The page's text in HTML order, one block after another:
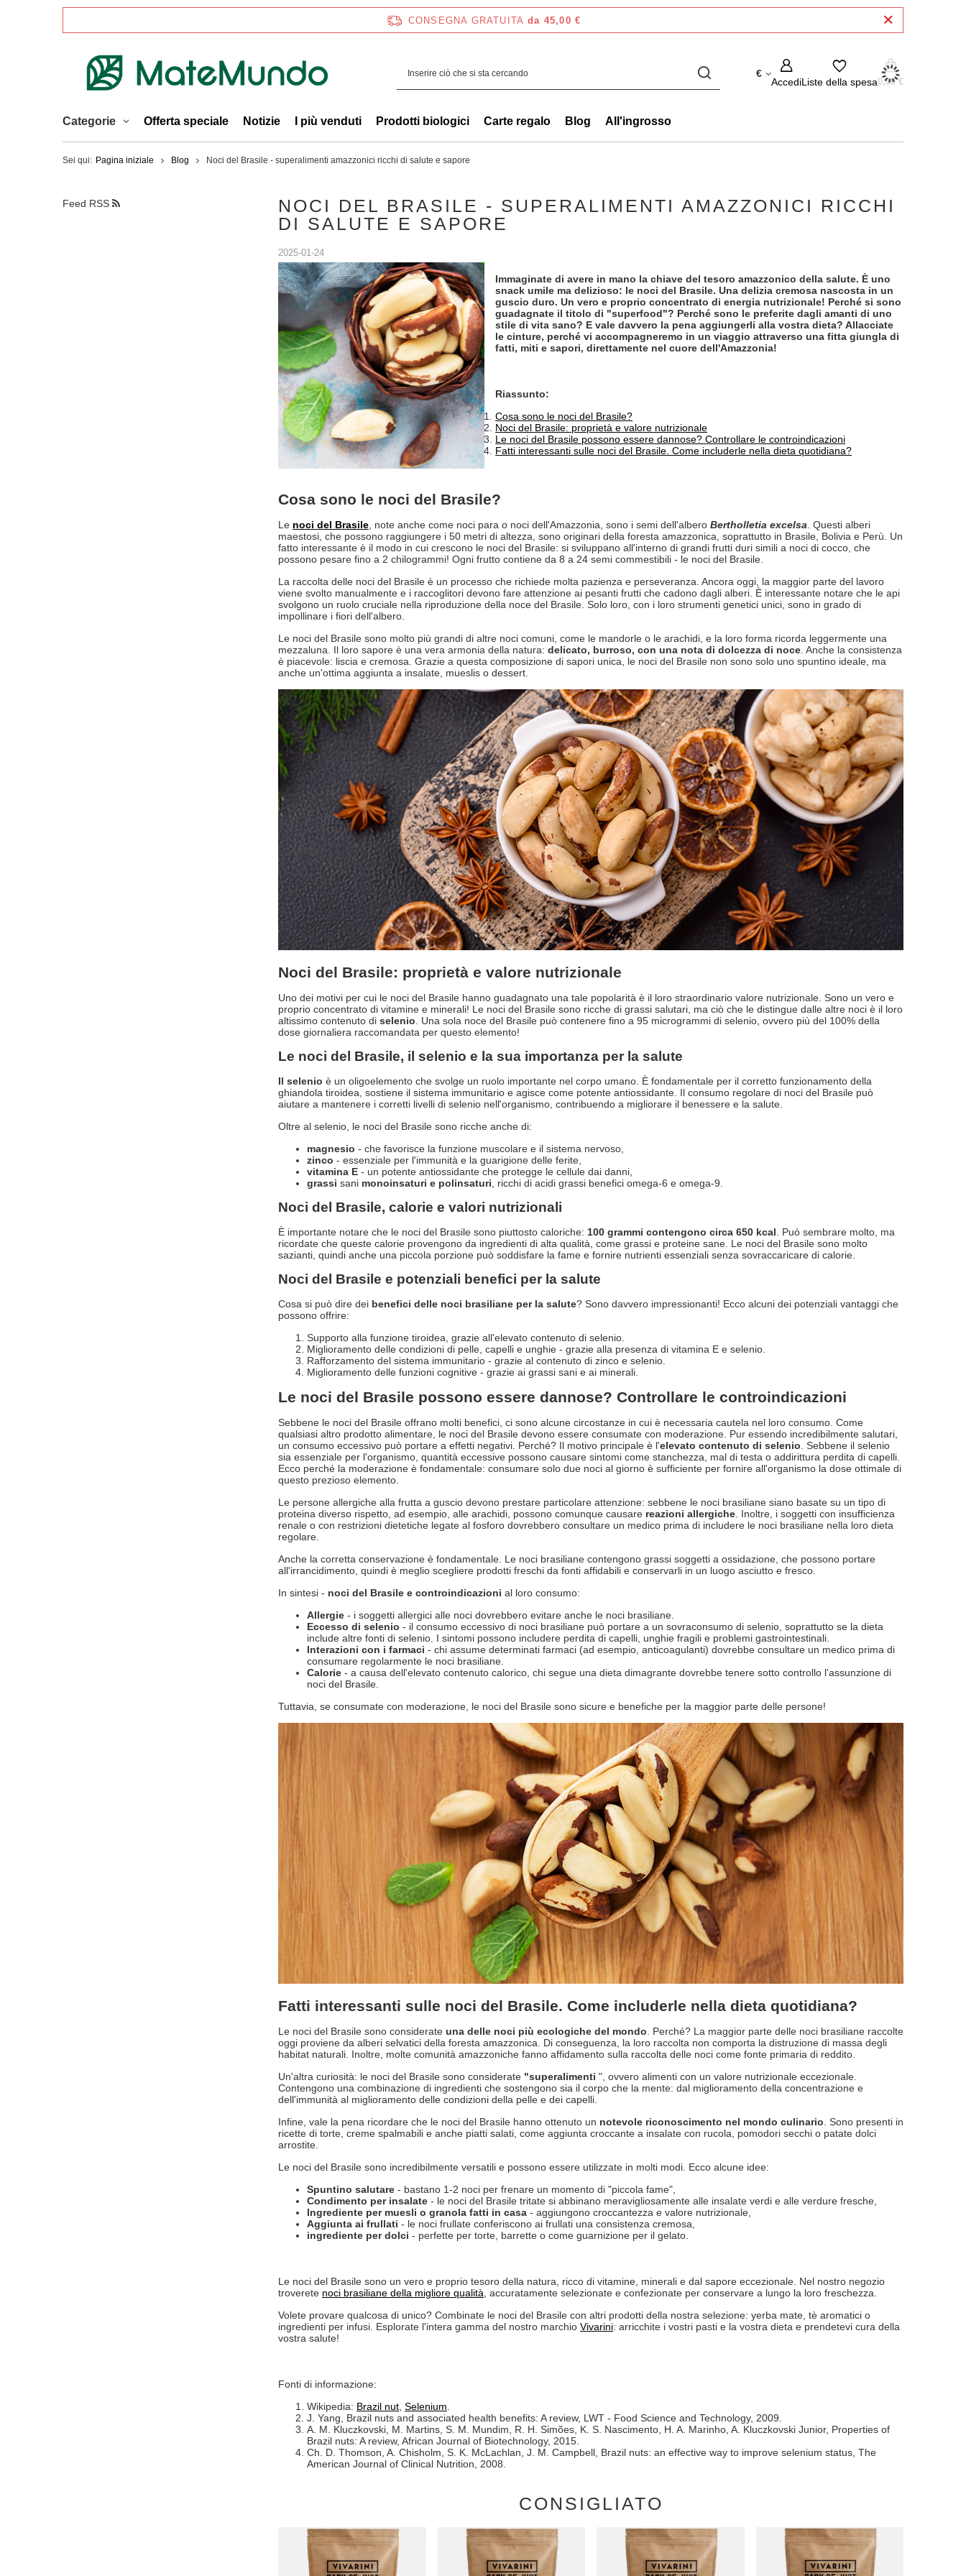
CONSEGNA GRATUITA da 45,00 €
€
AccediListe della spesa0,00 €
Categorie Offerta speciale Notizie I più venduti Prodotti biologici Carte regalo Blog All'ingrosso
Sei qui: Pagina iniziale Blog Noci del Brasile - superalimenti amazzonici ricchi di salute e sapore
Feed RSS
NOCI DEL BRASILE - SUPERALIMENTI AMAZZONICI RICCHI
DI SALUTE E SAPORE
2025-01-24
Immaginate di avere in mano la chiave del tesoro amazzonico della salute. È uno
snack umile ma delizioso: le noci del Brasile. Una delizia cremosa nascosta in un
guscio duro. Un vero e proprio concentrato di energia nutrizionale! Perché si sono
guadagnate il titolo di "superfood"? Perché sono le preferite dagli amanti di uno
stile di vita sano? E vale davvero la pena aggiungerli alla vostra dieta? Allacciate
le cinture, perché vi accompagneremo in un viaggio attraverso una fitta giungla di
fatti, miti e sapori, direttamente nel cuore dell'Amazzonia!
Riassunto:
Cosa sono le noci del Brasile?
Noci del Brasile: proprietà e valore nutrizionale
Le noci del Brasile possono essere dannose? Controllare le controindicazioni
Fatti interessanti sulle noci del Brasile. Come includerle nella dieta quotidiana?
Cosa sono le noci del Brasile?
Le noci del Brasile , note anche come noci para o noci dell'Amazzonia, sono i semi dell'albero Bertholletia excelsa . Questi alberi
maestosi, che possono raggiungere i 50 metri di altezza, sono originari della foresta amazzonica, soprattutto in Brasile, Bolivia e Perù. Un
fatto interessante è il modo in cui crescono le noci del Brasile: si sviluppano all'interno di grandi frutti duri simili a noci di cocco, che
possono pesare fino a 2 chilogrammi! Ogni frutto contiene da 8 a 24 semi commestibili - le noci del Brasile.
La raccolta delle noci del Brasile è un processo che richiede molta pazienza e perseveranza. Ancora oggi, la maggior parte del lavoro
viene svolto manualmente e i raccoglitori devono fare attenzione ai pesanti frutti che cadono dagli alberi. È interessante notare che le api
svolgono un ruolo cruciale nella riproduzione della noce del Brasile. Solo loro, con i loro strumenti genetici unici, sono in grado di
impollinare i fiori dell'albero.
Le noci del Brasile sono molto più grandi di altre noci comuni, come le mandorle o le arachidi, e la loro forma ricorda leggermente una
mezzaluna. Il loro sapore è una vera armonia della natura: delicato, burroso, con una nota di dolcezza di noce . Anche la consistenza
è piacevole: liscia e cremosa. Grazie a questa composizione di sapori unica, le noci del Brasile non sono solo uno spuntino ideale, ma
anche un'ottima aggiunta a insalate, mueslis o dessert.
Noci del Brasile: proprietà e valore nutrizionale
Uno dei motivi per cui le noci del Brasile hanno guadagnato una tale popolarità è il loro straordinario valore nutrizionale. Sono un vero e
proprio concentrato di vitamine e minerali! Le noci del Brasile sono ricche di grassi salutari, ma ciò che le distingue dalle altre noci è il loro
altissimo contenuto di selenio . Una sola noce del Brasile può contenere fino a 95 microgrammi di selenio, ovvero più del 100% della
dose giornaliera raccomandata per questo elemento!
Le noci del Brasile, il selenio e la sua importanza per la salute
Il selenio è un oligoelemento che svolge un ruolo importante nel corpo umano. È fondamentale per il corretto funzionamento della
ghiandola tiroidea, sostiene il sistema immunitario e agisce come potente antiossidante. Il consumo regolare di noci del Brasile può
aiutare a mantenere i corretti livelli di selenio nell'organismo, contribuendo a migliorare il benessere e la salute.
Oltre al selenio, le noci del Brasile sono ricche anche di:
magnesio - che favorisce la funzione muscolare e il sistema nervoso,
zinco - essenziale per l'immunità e la guarigione delle ferite,
vitamina E - un potente antiossidante che protegge le cellule dai danni,
grassi sani monoinsaturi e polinsaturi , ricchi di acidi grassi benefici omega-6 e omega-9.
Noci del Brasile, calorie e valori nutrizionali
È importante notare che le noci del Brasile sono piuttosto caloriche: 100 grammi contengono circa 650 kcal . Può sembrare molto, ma
ricordate che queste calorie provengono da ingredienti di alta qualità, come grassi e proteine sane. Le noci del Brasile sono molto
sazianti, quindi anche una piccola porzione può soddisfare la fame e fornire nutrienti essenziali senza sovraccaricare di calorie.
Noci del Brasile e potenziali benefici per la salute
Cosa si può dire dei benefici delle noci brasiliane per la salute? Sono davvero impressionanti! Ecco alcuni dei potenziali vantaggi che
possono offrire:
Supporto alla funzione tiroidea, grazie all'elevato contenuto di selenio.
Miglioramento delle condizioni di pelle, capelli e unghie - grazie alla presenza di vitamina E e selenio.
Rafforzamento del sistema immunitario - grazie al contenuto di zinco e selenio.
Miglioramento delle funzioni cognitive - grazie ai grassi sani e ai minerali.
Le noci del Brasile possono essere dannose? Controllare le controindicazioni
Sebbene le noci del Brasile offrano molti benefici, ci sono alcune circostanze in cui è necessaria cautela nel loro consumo. Come
qualsiasi altro prodotto alimentare, le noci del Brasile devono essere consumate con moderazione. Pur essendo incredibilmente salutari,
un consumo eccessivo può portare a effetti negativi. Perché? Il motivo principale è l'elevato contenuto di selenio . Sebbene il selenio
sia essenziale per l'organismo, quantità eccessive possono causare sintomi come stanchezza, mal di testa o addirittura perdita di capelli.
Ecco perché la moderazione è fondamentale: consumare solo due noci al giorno è sufficiente per fornire all'organismo la dose ottimale di
questo prezioso elemento.
Le persone allergiche alla frutta a guscio devono prestare particolare attenzione: sebbene le noci brasiliane siano basate su un tipo di
proteina diverso rispetto, ad esempio, alle arachidi, possono comunque causare reazioni allergiche . Inoltre, i soggetti con insufficienza
renale o con restrizioni dietetiche legate al fosforo dovrebbero consultare un medico prima di includere le noci brasiliane nella loro dieta
regolare.
Anche la corretta conservazione è fondamentale. Le noci brasiliane contengono grassi soggetti a ossidazione, che possono portare
all'irrancidimento, quindi è meglio scegliere prodotti freschi da fonti affidabili e conservarli in un luogo asciutto e fresco.
In sintesi - noci del Brasile e controindicazioni al loro consumo:
Allergie - i soggetti allergici alle noci dovrebbero evitare anche le noci brasiliane.
Eccesso di selenio - il consumo eccessivo di noci brasiliane può portare a un sovraconsumo di selenio, soprattutto se la dieta
include altre fonti di selenio. I sintomi possono includere perdita di capelli, unghie fragili e problemi gastrointestinali.
Interazioni con i farmaci - chi assume determinati farmaci (ad esempio, anticoagulanti) dovrebbe consultare un medico prima di
consumare regolarmente le noci brasiliane.
Calorie - a causa dell'elevato contenuto calorico, chi segue una dieta dimagrante dovrebbe tenere sotto controllo l'assunzione di
noci del Brasile.
Tuttavia, se consumate con moderazione, le noci del Brasile sono sicure e benefiche per la maggior parte delle persone!
Fatti interessanti sulle noci del Brasile. Come includerle nella dieta quotidiana?
Le noci del Brasile sono considerate una delle noci più ecologiche del mondo . Perché? La maggior parte delle noci brasiliane raccolte
oggi proviene da alberi selvatici della foresta amazzonica. Di conseguenza, la loro raccolta non comporta la distruzione di massa degli
habitat naturali. Inoltre, molte comunità amazzoniche fanno affidamento sulla raccolta delle noci come fonte primaria di reddito.
Un'altra curiosità: le noci del Brasile sono considerate "superalimenti ", ovvero alimenti con un valore nutrizionale eccezionale.
Contengono una combinazione di ingredienti che sostengono sia il corpo che la mente: dal miglioramento della concentrazione e
dell'immunità al miglioramento delle condizioni della pelle e dei capelli.
Infine, vale la pena ricordare che le noci del Brasile hanno ottenuto un notevole riconoscimento nel mondo culinario . Sono presenti in
ricette di torte, creme spalmabili e anche piatti salati, come aggiunta croccante a insalate con rucola, pomodori secchi o patate dolci
arrostite.
Le noci del Brasile sono incredibilmente versatili e possono essere utilizzate in molti modi. Ecco alcune idee:
Spuntino salutare - bastano 1-2 noci per frenare un momento di "piccola fame",
Condimento per insalate - le noci del Brasile tritate si abbinano meravigliosamente alle insalate verdi e alle verdure fresche,
Ingrediente per muesli o granola fatti in casa - aggiungono croccantezza e valore nutrizionale,
Aggiunta ai frullati - le noci frullate conferiscono ai frullati una consistenza cremosa,
ingrediente per dolci - perfette per torte, barrette o come guarnizione per il gelato.
Le noci del Brasile sono un vero e proprio tesoro della natura, ricco di vitamine, minerali e dal sapore eccezionale. Nel nostro negozio
troverete noci brasiliane della migliore qualità , accuratamente selezionate e confezionate per conservare a lungo la loro freschezza.
Volete provare qualcosa di unico? Combinate le noci del Brasile con altri prodotti della nostra selezione: yerba mate, tè aromatici o
ingredienti per infusi. Esplorate l'intera gamma del nostro marchio Vivarini: arricchite i vostri pasti e la vostra dieta e prendetevi cura della
vostra salute!
Fonti di informazione:
Wikipedia: Brazil nut Selenium
J. Yang, Brazil nuts and associated health benefits: A review, LWT - Food Science and Technology, 2009.
A. M. Kluczkovski, M. Martins, S. M. Mundim, R. H. Simões, K. S. Nascimento, H. A. Marinho, A. Kluczkovski Junior, Properties of
Brazil nuts: A review, African Journal of Biotechnology, 2015.
Ch. D. Thomson, A. Chisholm, S. K. McLachlan, J. M. Campbell, Brazil nuts: an effective way to improve selenium status, The
American Journal of Clinical Nutrition, 2008.
CONSIGLIATO